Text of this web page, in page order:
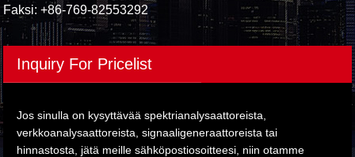
Faksi: +86-769-82553292
Inquiry For Pricelist
Jos sinulla on kysyttävää spektrianalysaattoreista,
verkkoanalysaattoreista, signaaligeneraattoreista tai
hinnastosta, jätä meille sähköpostiosoitteesi, niin otamme